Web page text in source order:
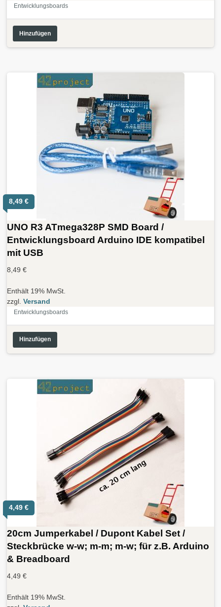
Entwicklungsboards
Hinzufügen
8,49 €
UNO R3 ATmega328P SMD Board /
Entwicklungsboard Arduino IDE kompatibel
mit USB
8,49 €
Enthält 19% MwSt.
zzgl. Versand
Entwicklungsboards
Hinzufügen
4,49 €
20cm Jumperkabel / Dupont Kabel Set /
Steckbrücke w-w; m-m; m-w; für z.B. Arduino
& Breadboard
4,49 €
Enthält 19% MwSt.